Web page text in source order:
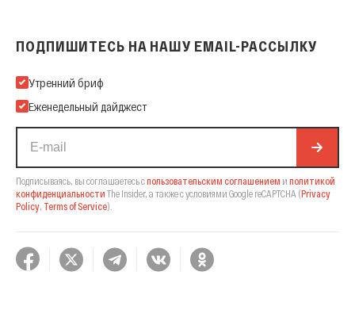
ПОДПИШИТЕСЬ НА НАШУ EMAIL-РАССЫЛКУ
Подпишитесь на нашу Email-рассылку
Утренний бриф
Еженедельный дайджест
Подписываясь, вы соглашаетесь спользовательским соглашением и политикой
конфиденциальности The Insider, а также с условиями Google reCAPTCHA (Privacy
Policy, Terms of Service).